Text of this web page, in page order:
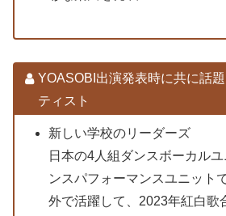
YOASOBI出演発表時に共に話
ティスト
新しい学校のリーダーズ
日本の4人組ダンスボーカル
ンスパフォーマンスユニット
外で活躍して、2023年紅白歌